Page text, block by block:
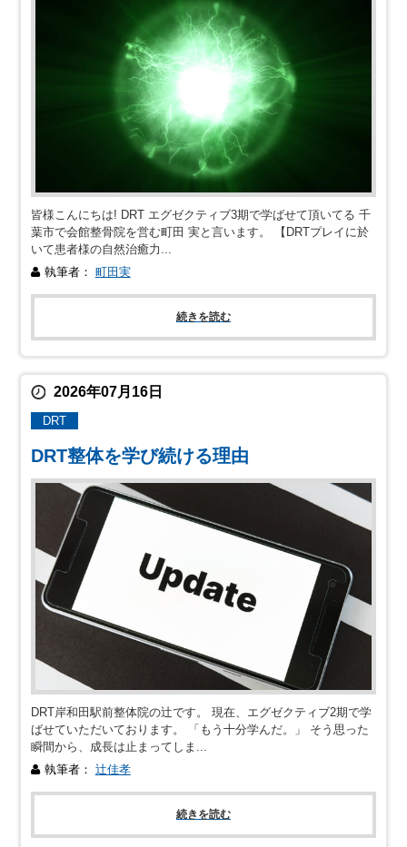
皆様こんにちは! DRT エグゼクティブ3期で学ばせて頂いてる 千
葉市で会館整骨院を営む町田 実と言います。 【DRTプレイに於
いて患者様の自然治癒力...
執筆者： 町田実
続きを読む
2026年07月16日
DRT
DRT整体を学び続ける理由
DRT岸和田駅前整体院の辻です。 現在、エグゼクティブ2期で学
ばせていただいております。 「もう十分学んだ。」 そう思った
瞬間から、成長は止まってしま...
執筆者： 辻佳孝
続きを読む